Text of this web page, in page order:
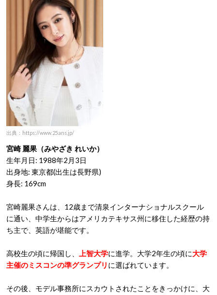
出典：https://www.25ans.jp/
宮崎 麗果（みやざき れいか）
生年月日: 1988年2月3日
出身地: 東京都(出生は長野県)
身長: 169cm
宮崎麗果さんは、12歳まで清泉インターナショナルスクール
に通い、中学生からはアメリカテキサス州に移住した経歴の持
ち主で、英語が堪能です。
高校生の頃に帰国し、 上智大学に進学。大学2年生の頃に大学
主催のミスコンの準グランプリ に選ばれています。
その後、モデル事務所にスカウトされたことをきっかけに、大